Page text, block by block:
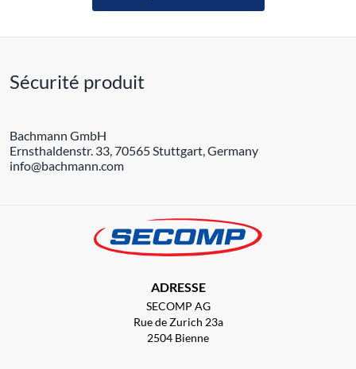
Sécurité produit
Bachmann GmbH
Ernsthaldenstr. 33, 70565 Stuttgart, Germany
info@bachmann.com
ADRESSE
SECOMP AG
Rue de Zurich 23a
2504 Bienne